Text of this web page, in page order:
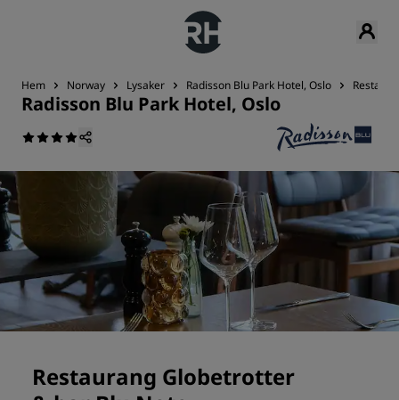
Hem Norway Lysaker Radisson Blu Park Hotel, Oslo
Radisson Blu Park Hotel, Oslo
Restaurang Globetrotter